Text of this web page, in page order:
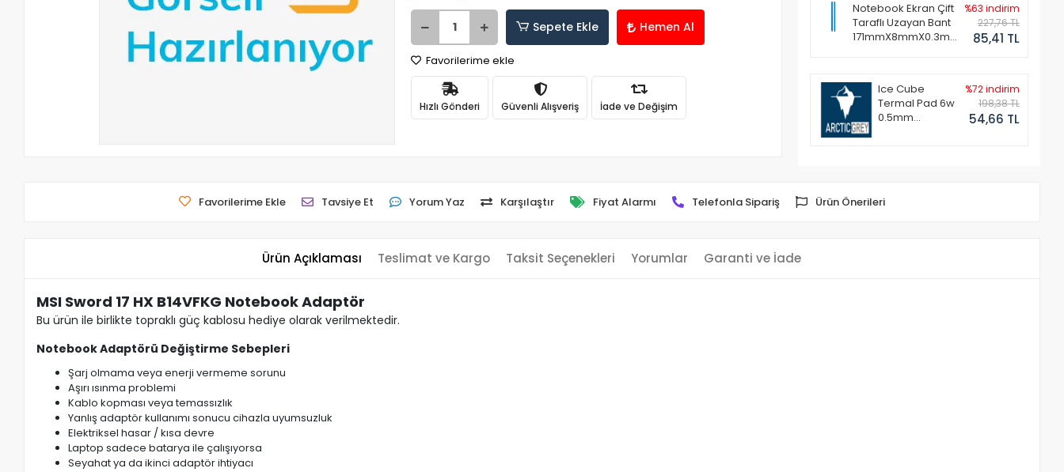
Sepete Ekle Hemen Al
Favorilerime ekle
Hızlı Gönderi Güvenli Alışveriş İade ve Değişim
Notebook Ekran Çift
Taraflı Uzayan Bant
171mmX8mmX0.3mm
%63 indirim
227,76 TL
85,41 TL
Ice Cube
Termal Pad 6w
0.5mm
%72 indirim
198,38 TL
54,66 TL
Favorilerime Ekle Tavsiye Et Yorum Yaz Karşılaştır Fiyat Alarmı Telefonla Sipariş Ürün Önerileri
Ürün Açıklaması Teslimat ve Kargo Taksit Seçenekleri Yorumlar Garanti ve İade
MSI Sword 17 HX B14VFKG Notebook Adaptör
Bu ürün ile birlikte topraklı güç kablosu hediye olarak verilmektedir.
Notebook Adaptörü Değiştirme Sebepleri
Şarj olmama veya enerji vermeme sorunu
Aşırı ısınma problemi
Kablo kopması veya temassızlık
Yanlış adaptör kullanımı sonucu cihazla uyumsuzluk
Elektriksel hasar / kısa devre
Laptop sadece batarya ile çalışıyorsa
Seyahat ya da ikinci adaptör ihtiyacı